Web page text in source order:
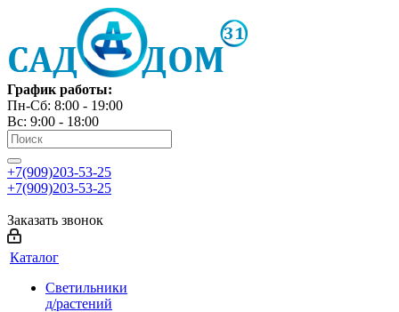
График работы:
Пн-Сб: 8:00 - 19:00
Вс: 9:00 - 18:00
+7(909)203-53-25
+7(909)203-53-25
Заказать звонок
Каталог
Светильники
д/растений